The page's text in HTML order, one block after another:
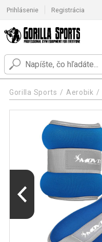
Prihlásenie Registrácia
Gorilla Sports Aerobik